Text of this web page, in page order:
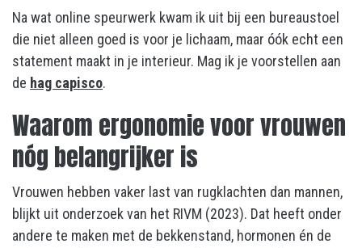
Na wat online speurwerk kwam ik uit bij een bureaustoel
die niet alleen goed is voor je lichaam, maar óók echt een
statement maakt in je interieur. Mag ik je voorstellen aan
de hag capisco.
Waarom ergonomie voor vrouwen
nóg belangrijker is
Vrouwen hebben vaker last van rugklachten dan mannen,
blijkt uit onderzoek van het RIVM (2023). Dat heeft onder
andere te maken met de bekkenstand, hormonen én de